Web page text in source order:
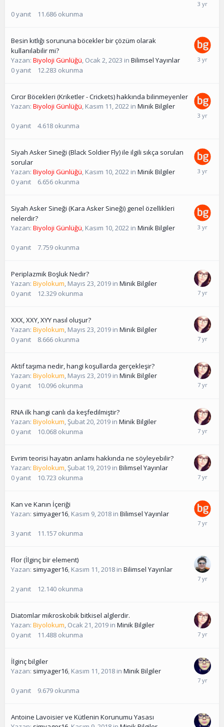
0yanıt 11.686 okunma
Besin kıtlığı sorununa böcekler bir çözüm olarak
kullanılabilir mi?
Yazan: Biyoloji Günlüğü, Ocak 2, 2023 in Bilimsel Yayınlar
0yanıt 12.283 okunma
Cırcır Böcekleri (Kriketler - Crickets) hakkında bilinmeyenler
Yazan: Biyoloji Günlüğü, Kasım 11, 2022 in Minik Bilgiler
0yanıt 4.618 okunma
Siyah Asker Sineği (Black Soldier Fly) ile ilgili sıkça sorulan
sorular
Yazan: Biyoloji Günlüğü, Kasım 10, 2022 in Minik Bilgiler
0yanıt 6.656 okunma
Siyah Asker Sineği (Kara Asker Sineği) genel özellikleri
nelerdir?
Yazan: Biyoloji Günlüğü, Kasım 10, 2022 in Minik Bilgiler
0yanıt 7.759 okunma
Periplazmik Boşluk Nedir?
Yazan: Biyolokum, Mayıs 23, 2019 in Minik Bilgiler
0yanıt 12.329 okunma
XXX, XXY, XYY nasıl oluşur?
Yazan: Biyolokum, Mayıs 23, 2019 in Minik Bilgiler
0yanıt 8.666 okunma
Aktif taşıma nedir, hangi koşullarda gerçekleşir?
Yazan: Biyolokum, Mayıs 23, 2019 in Minik Bilgiler
0yanıt 10.096 okunma
RNA ilk hangi canlı da keşfedilmiştir?
Yazan: Biyolokum,Şubat 20, 2019 in Minik Bilgiler
0yanıt 10.068 okunma
Evrim teorisi hayatın anlamı hakkında ne söyleyebilir?
Yazan: Biyolokum,Şubat 19, 2019 in Bilimsel Yayınlar
0yanıt 10.723 okunma
Kan ve Kanın İçeriği
Yazan: simyager16, Kasım 9, 2018 in Bilimsel Yayınlar
3 yanıt 11.157 okunma
Flor (İlginç bir element)
Yazan: simyager16, Kasım 11, 2018 in Bilimsel Yayınlar
2yanıt 12.140 okunma
Diatomlar mikroskobik bitkisel alglerdir.
Yazan: Biyolokum, Ocak 21, 2019 in Minik Bilgiler
0yanıt 11.488 okunma
İlginç bilgiler
Yazan: simyager16, Kasım 11, 2018 in Minik Bilgiler
0yanıt 9.679 okunma
Antoine Lavoisier ve Kütlenin Korunumu Yasası